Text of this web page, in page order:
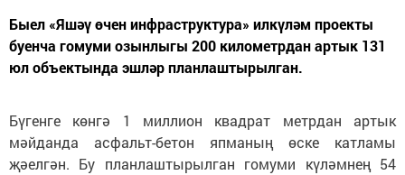
Быел «Яшәү өчен инфраструктура» илкүләм проекты
буенча гомуми озынлыгы 200 километрдан артык 131
юл объектында эшләр планлаштырылган.
Бүгенге көнгә 1 миллион квадрат метрдан артык
мәйданда асфальт-бетон япманың өске катламы
җәелгән. Бу планлаштырылган гомуми күләмнең 54